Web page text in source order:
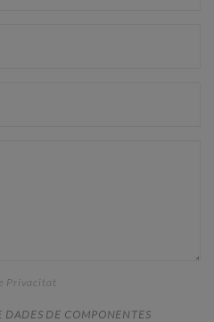
Privacitat
DADES DE COMPONENTES